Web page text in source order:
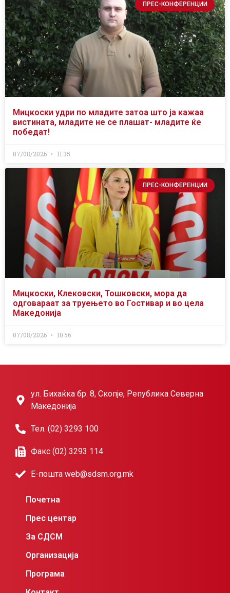
ПРЕС-КОНФЕРЕНЦИИ
Мицкоски удри по младите затоа што ја кажаа
вистината, младите не се плашат- младите ќе
победат!
07/08/2026 11:35
ПРЕС-КОНФЕРЕНЦИИ
Мицкоски, Клековски, Тошковски, мора да
одговараат за труењето во Гостивар и во цела
Македонија
07/08/2026 10:56
ул. Бихаќка бр. 8, Скопје, Република Северна
Македонија
Тел. (02) 3293 100
Факс (02) 3293 114
Е-пошта web@sdsm.org.mk
Почетна
Прес центар
За СДСМ
Организација
Програма